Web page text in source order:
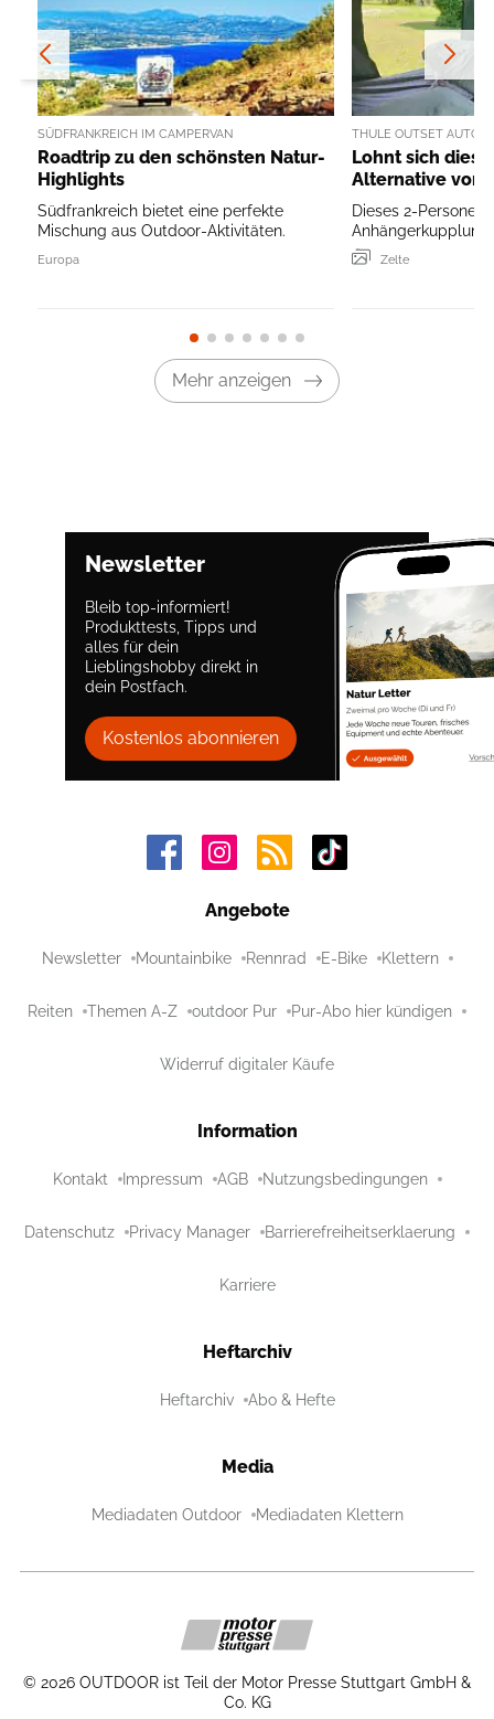
SÜDFRANKREICH IM CAMPERVAN
Roadtrip zu den schönsten Natur-
Highlights
Südfrankreich bietet eine perfekte
Mischung aus Outdoor-Aktivitäten.
Europa
THULE OUTSET
Lohnt sich
Alternative von
Dieses 2-
Anhängerkupplung
Zelte
Mehr anzeigen
Newsletter
Bleib top-informiert!
Produkttests, Tipps und
alles für dein
Lieblingshobby direkt in
dein Postfach.
Kostenlos abonnieren
Angebote
Newsletter Mountainbike Rennrad E-Bike Klettern
Reiten Themen A-Z outdoor Pur Pur-Abo hier kündigen
Widerruf digitaler Käufe
Information
Kontakt Impressum AGB Nutzungsbedingungen
Datenschutz Privacy Manager Barrierefreiheitserklaerung
Karriere
Heftarchiv
Heftarchiv Abo & Hefte
Media
Mediadaten Outdoor Mediadaten Klettern
© 2026 OUTDOOR ist Teil der Motor Presse Stuttgart GmbH &
Co. KG